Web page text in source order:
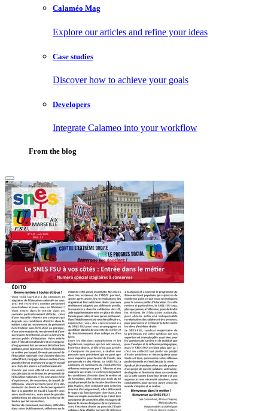
Calaméo Mag
Explore our articles and refine your ideas
Case studies
Discover how to achieve your goals
Developers
Integrate Calameo into your workflow
From the blog